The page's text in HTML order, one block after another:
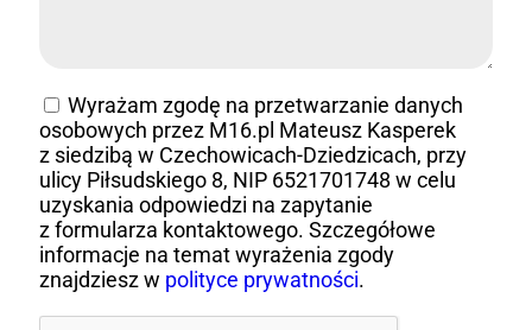
Wyrażam zgodę na przetwarzanie danych
osobowych przez M16.pl Mateusz Kasperek
z siedzibą w Czechowicach-Dziedzicach, przy
ulicy Piłsudskiego 8, NIP 6521701748 w celu
uzyskania odpowiedzi na zapytanie
z formularza kontaktowego. Szczegółowe
informacje na temat wyrażenia zgody
znajdziesz w polityce prywatności.